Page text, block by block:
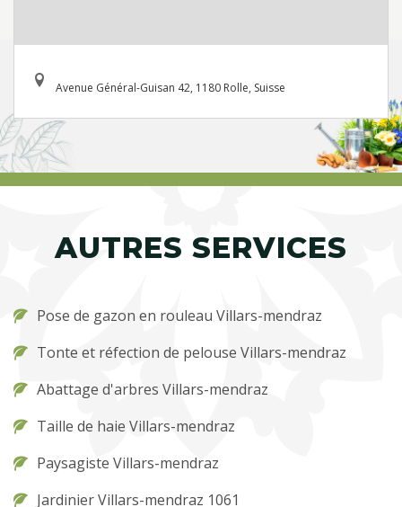
Avenue Général-Guisan 42, 1180 Rolle, Suisse
AUTRES SERVICES
Pose de gazon en rouleau Villars-mendraz
Tonte et réfection de pelouse Villars-mendraz
Abattage d'arbres Villars-mendraz
Taille de haie Villars-mendraz
Paysagiste Villars-mendraz
Jardinier Villars-mendraz 1061